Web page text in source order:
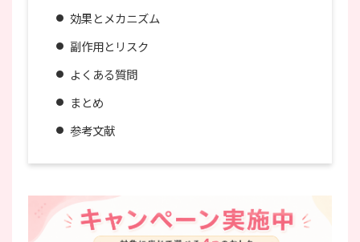
効果とメカニズム
副作用とリスク
よくある質問
まとめ
参考文献